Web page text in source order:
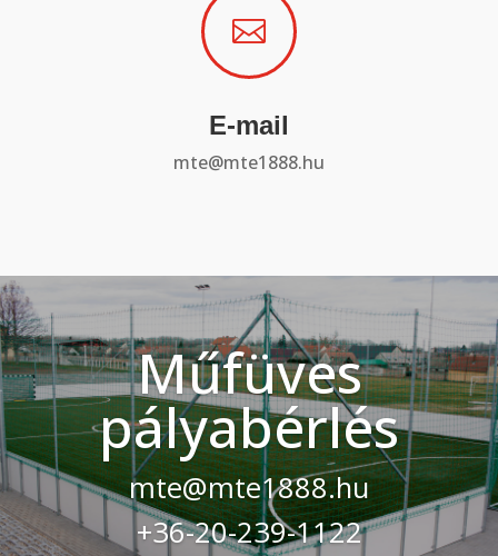

E-mail
mte@mte1888.hu
Műfüves
pályabérlés
mte@mte1888.hu
+36-20-239-1122